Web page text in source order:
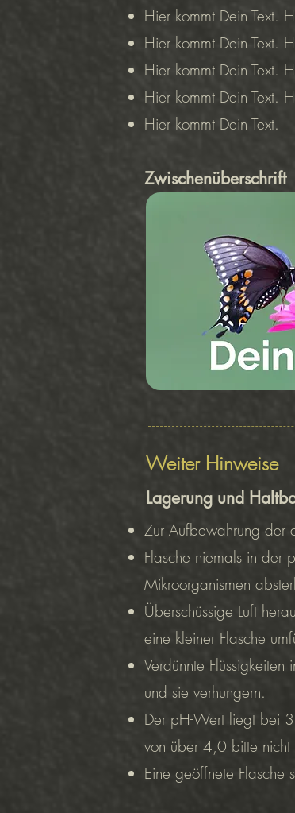
Hier kommt Dein Text.
Hier kommt Dein Text.
Hier kommt Dein Text.
Hier kommt Dein Text.
Hier kommt Dein Text.
Zwischenüberschrift
Weiter Hinweise
Lagerung und
Zur Aufbewahrung der
Flasche niemals in der
Mikroorganismen
Überschüssige Luft
eine kleiner Flasche
Verdünnte
und sie verhungern.
Der pH-Wert liegt bei
von über 4,0 bitte nicht
Eine geöffnete